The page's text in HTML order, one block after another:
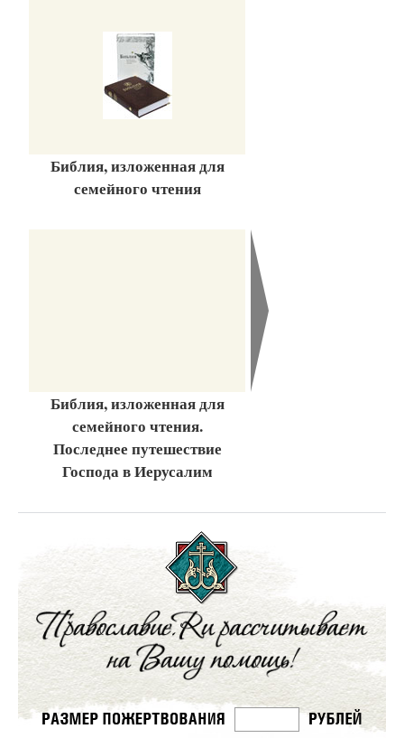
Библия, изложенная для
семейного чтения
Библия, изложенная для
семейного чтения.
Последнее путешествие
Господа в Иерусалим